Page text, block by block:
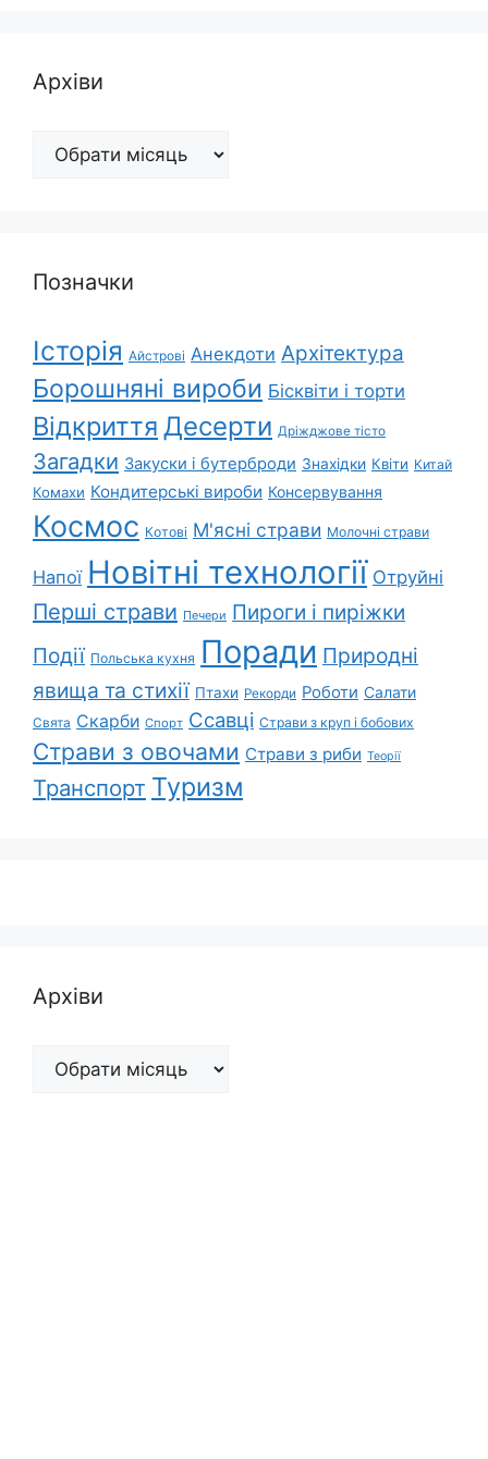
Архіви
Архіви
Позначки
Історія Айстрові Анекдоти Архітектура
Борошняні вироби Бісквіти і торти
Відкриття Десерти Дріжджове тісто
Загадки Закуски і бутерброди Знахідки Квіти Китай
Комахи Кондитерські вироби Консервування
Космос Котові М'ясні страви Молочні страви
Напої Новітні технології Отруйні
Перші страви Печери Пироги і пиріжки
Події Польська кухня Поради Природні
явища та стихії Птахи Рекорди Роботи Салати
Свята Скарби Спорт Ссавці Страви з круп і бобових
Страви з овочами Страви з риби Теорії
Транспорт Туризм
Архіви
Архіви